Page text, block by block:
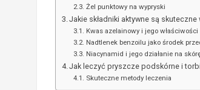
Żel punktowy na wypryski
Jakie składniki aktywne są
Kwas azelainowy i jego właściwości
Nadtlenek benzoilu jako środek
Niacynamid i jego działanie na
Jak leczyć pryszcze podskórne i
Skuteczne metody leczenia